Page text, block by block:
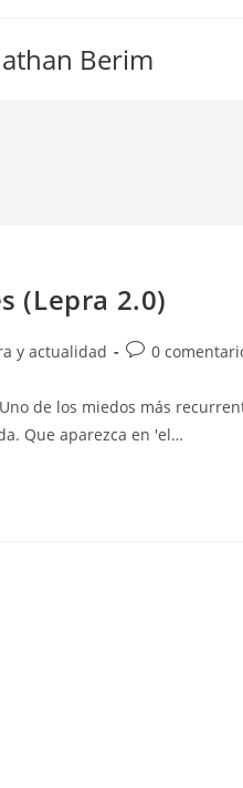
Berim
(Lepra 2.0)
y actualidad
Comentarios
entrada:
0
de los miedos más
Que aparezca en 'el…